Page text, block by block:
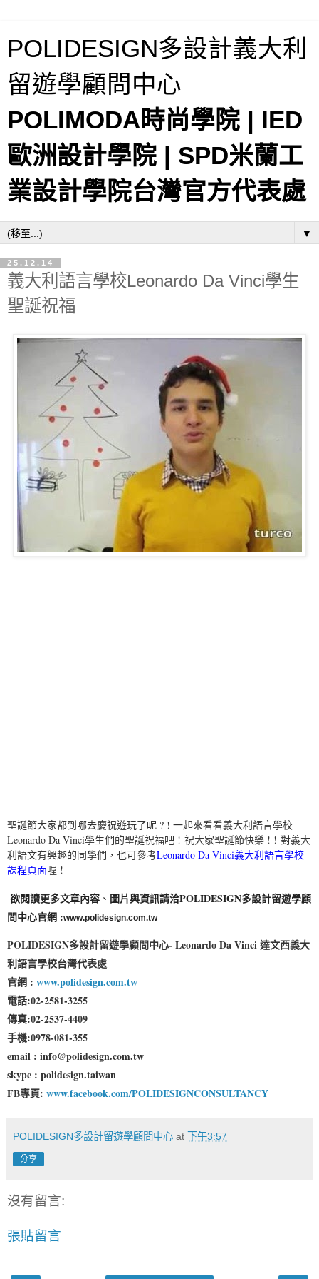
POLIDESIGN多設計義大利
留遊學顧問中心
POLIMODA時尚學院 | IED
歐洲設計學院 | SPD米蘭工
業設計學院台灣官方代表處
▼
25.12.14
義大利語言學校Leonardo Da Vinci學生
聖誕祝福
聖誕節大家都到哪去慶祝遊玩了呢 ? ! 一起來看看義大利語言學校
Leonardo Da Vinci學生們的聖誕祝福吧 ! 祝大家聖誕節快樂 ! ! 對義大
利語文有興趣的同學們，也可參考Leonardo Da Vinci義大利語言學校
課程頁面喔 !
欲閱讀更多文章內容 、 圖片與資訊請洽POLIDESIGN多設計留遊學顧
問中心官網 :www.polidesign.com.tw
POLIDESIGN多設計留遊學顧問中心- Leonardo Da Vinci 達文西義大
利語言學校台灣代表處
官網 : www.polidesign.com.tw
電話:02-2581-3255
傳真:02-2537-4409
手機:0978-081-355
email : info@polidesign.com.tw
skype : polidesign.taiwan
FB專頁: www.facebook.com/POLIDESIGNCONSULTANCY
POLIDESIGN多設計留遊學顧問中心 at 下午3:57
分享
沒有留言:
張貼留言